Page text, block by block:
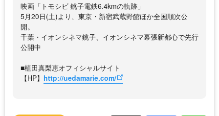
映画「トモシビ 銚子電鉄6.4kmの軌跡」
5月20日(土)より、東京・新宿武蔵野館ほか全国順次公
開。
千葉・イオンシネマ銚子、イオンシネマ幕張新都心で先行
公開中
■植田真梨恵オフィシャルサイト
【HP】 http://uedamarie.com/